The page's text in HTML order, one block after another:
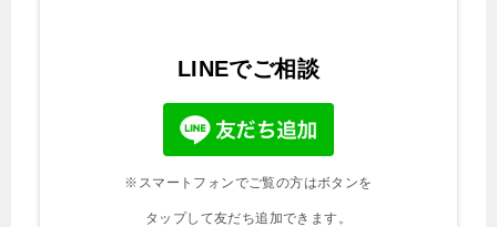
LINEでご相談
※スマートフォンでご覧の方はボタンを
タップして友だち追加できます。